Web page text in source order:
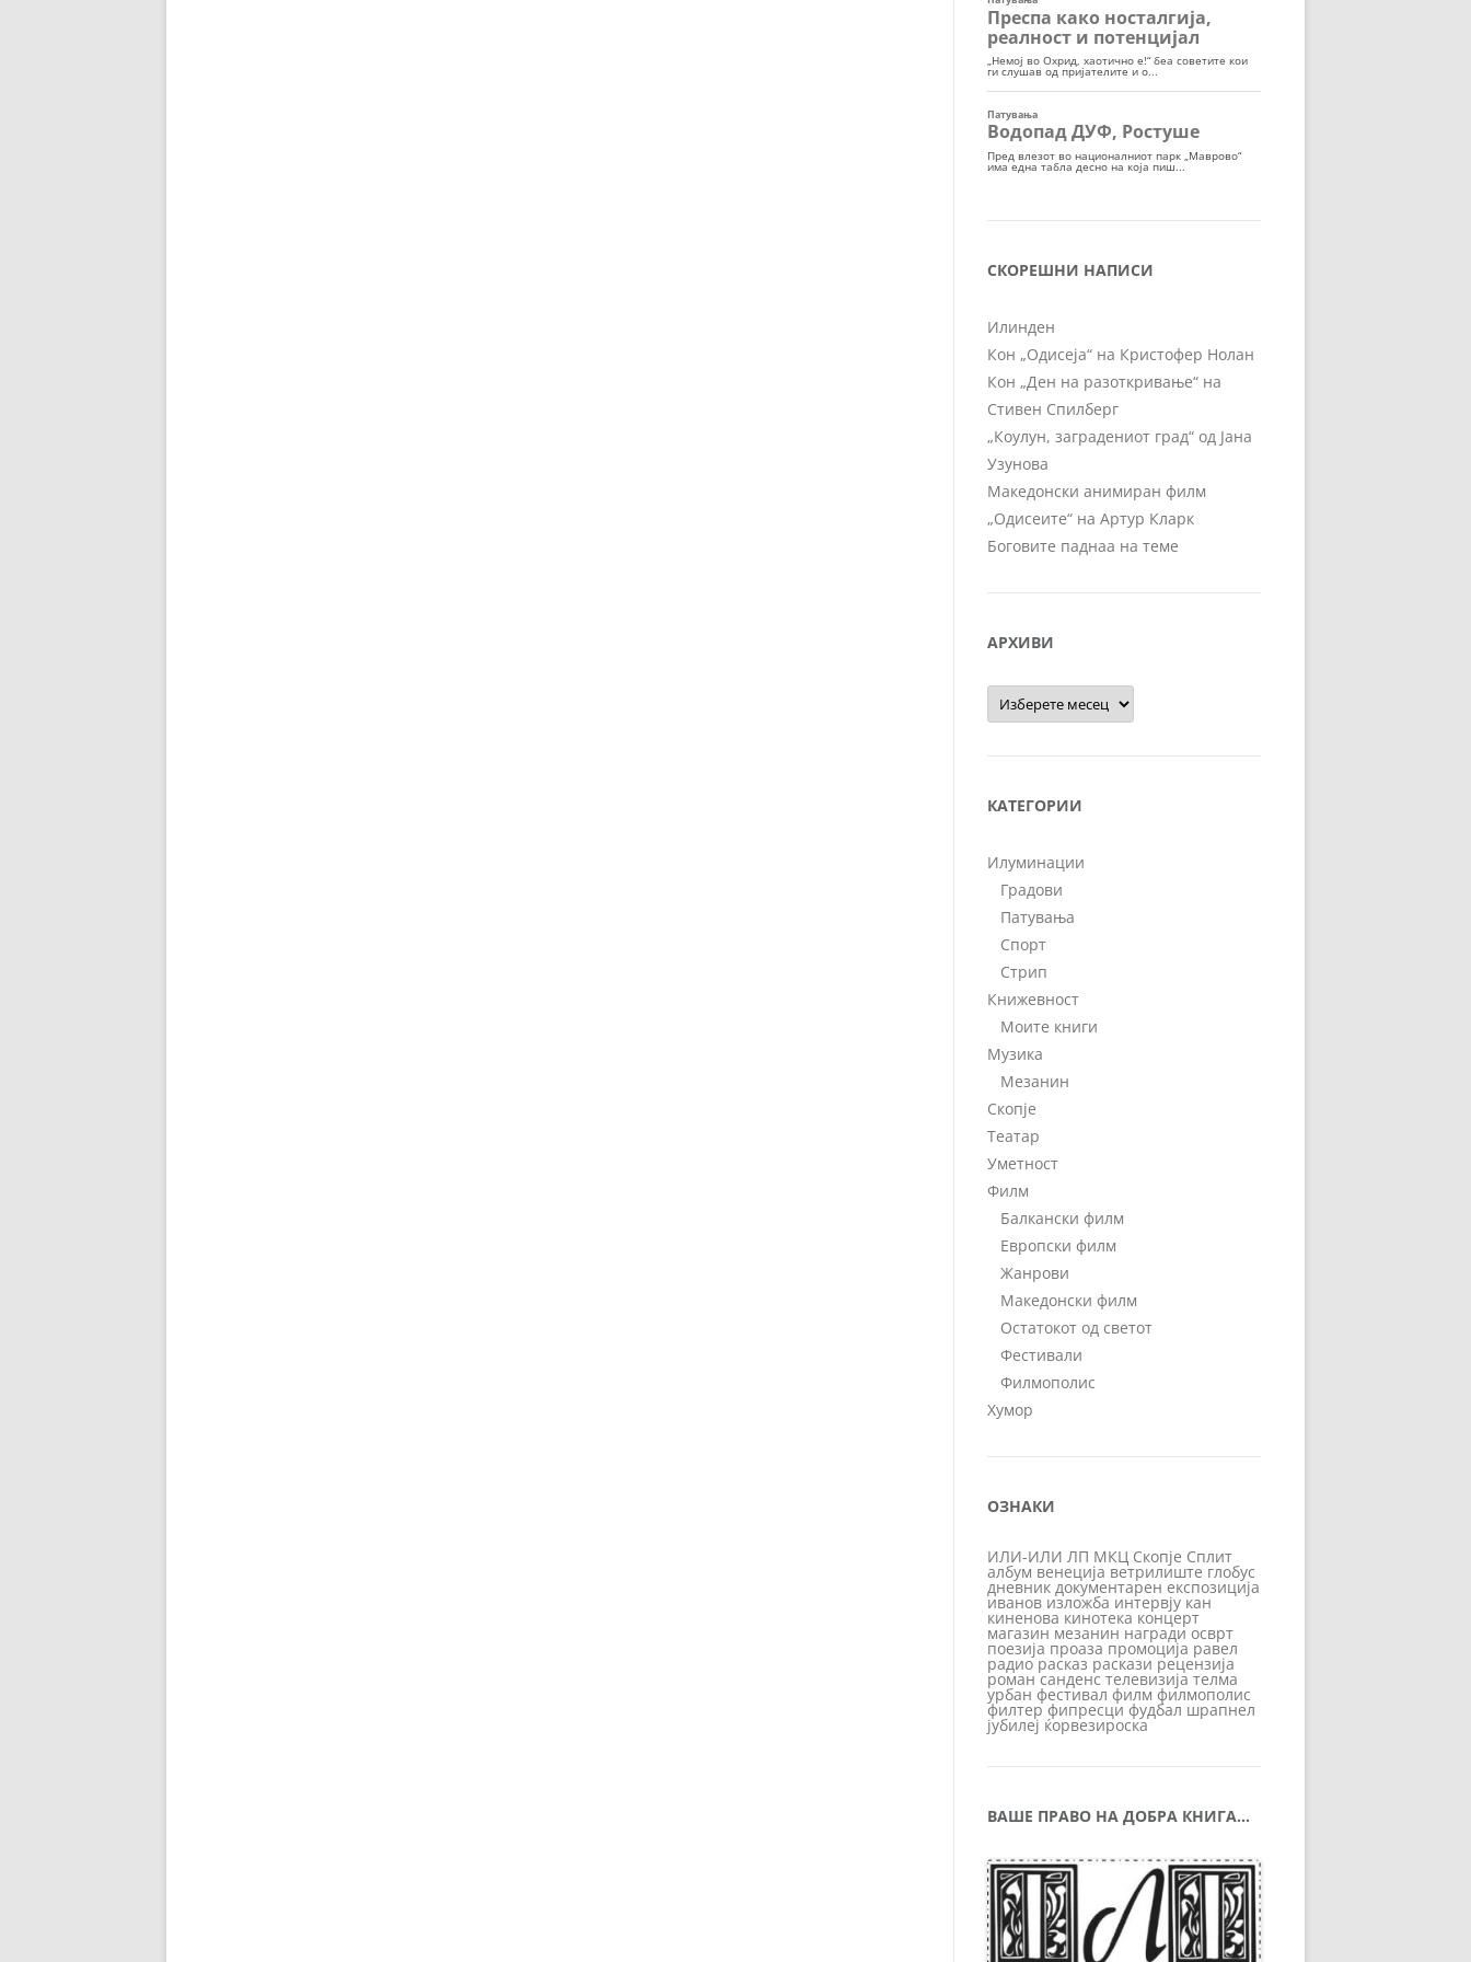
СКОРЕШНИ НАПИСИ
Илинден
Кон „Одисеја“ на Кристофер Нолан
Кон „Ден на разоткривање“ на
Стивен Спилберг
„Коулун, заградениот град“ од Јана
Узунова
Македонски анимиран филм
„Одисеите“ на Артур Кларк
Боговите паднаа на теме
АРХИВИ
Архиви
КАТЕГОРИИ
Илуминации
Градови
Патувања
Спорт
Стрип
Книжевност
Моите книги
Музика
Мезанин
Скопје
Театар
Уметност
Филм
Балкански филм
Европски филм
Жанрови
Македонски филм
Остатокот од светот
Фестивали
Филмополис
Хумор
ОЗНАКИ
ИЛИ-ИЛИ ЛП МКЦ Скопје Сплит
албум венеција ветрилиште глобус
дневник документарен експозиција
иванов изложба интервју кан
киненова кинотека концерт
магазин мезанин награди осврт
поезија проаза промоција равел
радио расказ раскази рецензија
роман санденс телевизија телма
урбан фестивал филм филмополис
филтер фипресци фудбал шрапнел
јубилеј ќорвезироска
ВАШЕ ПРАВО НА ДОБРА КНИГА…